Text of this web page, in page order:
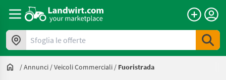
Sfoglia le offerte
/Annunci /Veicoli Commerciali / Fuoristrada